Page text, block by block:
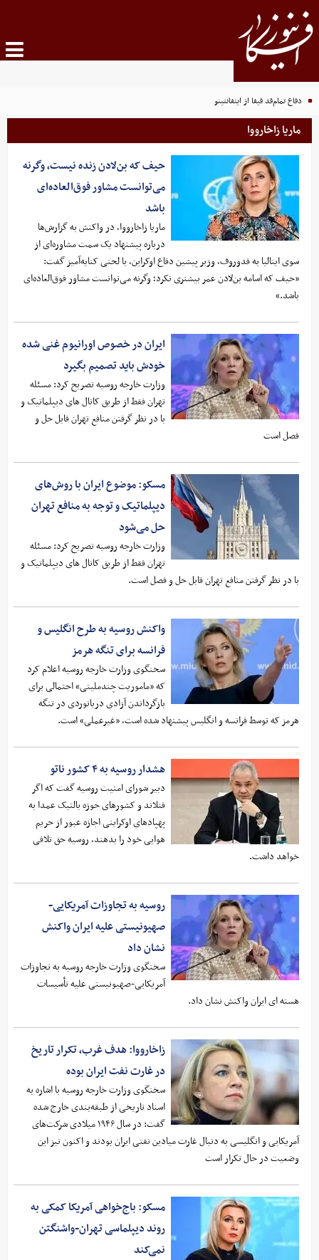
دفاع تمام‌قد فیفا از اینفانتینو
ماریا زاخارووا
حیف که بن‌لادن زنده نیست، وگرنه
می‌توانست مشاور فوق‌العاده‌ای
باشد
ماریا زاخارووا، در واکنش به گزارش‌ها
درباره پیشنهاد یک سمت مشاوره‌ای از
سوی ایتالیا به فدوروف، وزیر پیشین دفاع اوکراین، با لحنی کنایه‌آمیز گفت:
«حیف که اسامه بن‌لادن عمر بیشتری نکرد؛ وگرنه می‌توانست مشاور فوق‌العاده‌ای
باشد.»
ایران در خصوص اورانیوم غنی شده
خودش باید تصمیم بگیرد
وزارت خارجه روسیه تصریح کرد: مسئله
تهران فقط از طریق کانال‌ های دیپلماتیک و
با در نظر گرفتن منافع تهران قابل حل و
فصل است
مسکو: موضوع ایران با روش‌های
دیپلماتیک و توجه به منافع تهران
حل می‌شود
وزارت خارجه روسیه تصریح کرد: مسئله
تهران فقط از طریق کانال‌ های دیپلماتیک و
با در نظر گرفتن منافع تهران قابل حل و فصل است.
واکنش روسیه به طرح انگلیس و
فرانسه برای تنگه هرمز
سخنگوی وزارت خارجه روسیه اعلام کرد
که «ماموریت چندملیتی» احتمالی برای
بازگرداندن آزادی دریانوردی در تنگه
هرمز که توسط فرانسه و انگلیس پیشنهاد شده است، «غیرعملی» است.
هشدار روسیه به ۴ کشور ناتو
دبیر شورای امنیت روسیه گفت که اگر
فنلاند و کشورهای حوزه بالتیک عمدا به
پهپادهای اوکراینی اجازه عبور از حریم
هوایی خود را بدهند، روسیه حق تلافی
خواهد داشت.
روسیه به تجاوزات آمریکایی-
صهیونیستی علیه ایران واکنش
نشان داد
سخنگوی وزارت خارجه روسیه به تجاوزات
آمریکایی-صهیونیستی علیه تأسیسات
هسته ای ایران واکنش نشان داد.
زاخارووا: هدف غرب، تکرار تاریخ
در غارت نفت ایران بوده
سخنگوی وزارت خارجه روسیه با اشاره به
اسناد تاریخی از طبقه‌بندی خارج شده
گفت: در سال ۱۹۴۶ میلادی شرکت‌های
آمریکایی و انگلیسی به دنبال غارت میادین نفتی ایران بودند و اکنون نیز این
وضعیت در حال تکرار است
مسکو: باج‌خواهی آمریکا کمکی به
روند دیپلماسی تهران-واشنگتن
نمی‌کند